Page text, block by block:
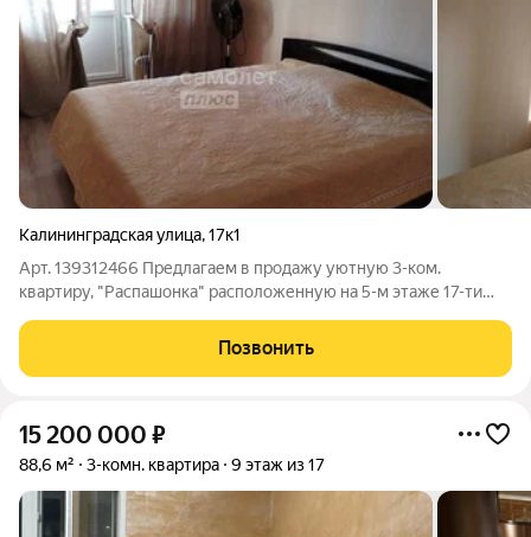
Калининградская улица,17к1
Арт. 139312466 Предлагаем в продажу уютную 3-ком.
квартиру, "Распашонка" расположенную на 5-м этаже 17-ти
расположен в центре города, на улице Калининградская 17 к.1,
в развитом инфраструктурном районе,
Позвонить
15 200 000 ₽
88,6 м² 3-комн. квартира 9 этаж из 17